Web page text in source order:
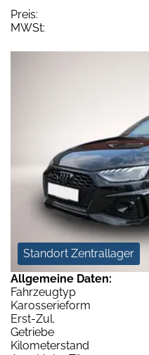
Preis:
MWSt:
Standort Zentrallager
Allgemeine Daten:
Fahrzeugtyp
Karosserieform
Erst-Zul.
Getriebe
Kilometerstand